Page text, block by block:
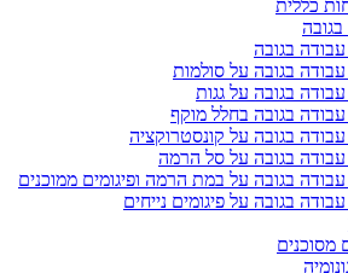
כללית
בגובה
בגובה על סולמות
בגובה על גגות
בגובה בחלל מוקף
בגובה על קונסטרוקציה
עבודה בגובה על סל הרמה
בגובה על במת הרמה ופיגומים ממוכנים
בגובה על פיגומים נייחים
מסוכנים